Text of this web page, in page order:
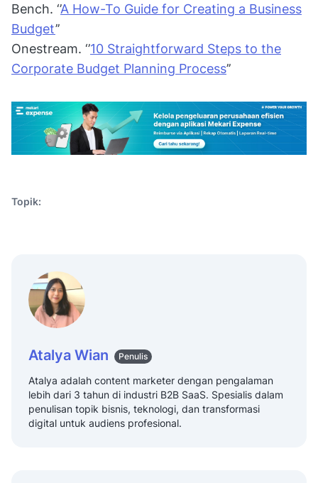
Bench. ‘’A How-To Guide for Creating a Business
Budget’’
Onestream. ‘’10 Straightforward Steps to the
Corporate Budget Planning Process’’
Topik:
Atalya Wian Penulis
Atalya adalah content marketer dengan pengalaman
lebih dari 3 tahun di industri B2B SaaS. Spesialis dalam
penulisan topik bisnis, teknologi, dan transformasi
digital untuk audiens profesional.